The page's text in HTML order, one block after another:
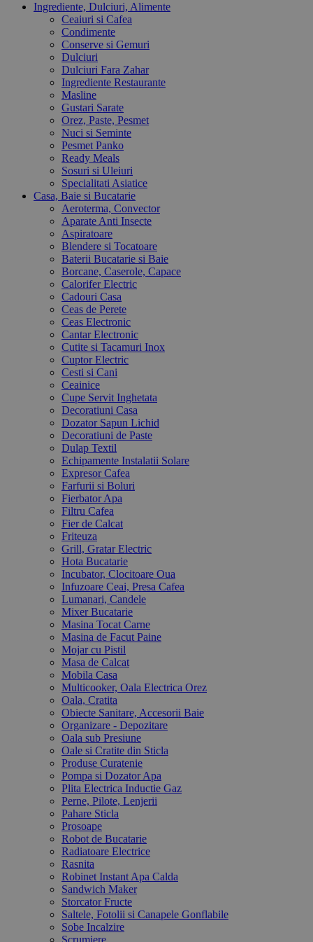
Ingrediente, Dulciuri, Alimente
Ceaiuri si Cafea
Condimente
Conserve si Gemuri
Dulciuri
Dulciuri Fara Zahar
Ingrediente Restaurante
Masline
Gustari Sarate
Orez, Paste, Pesmet
Nuci si Seminte
Pesmet Panko
Ready Meals
Sosuri si Uleiuri
Specialitati Asiatice
Casa, Baie si Bucatarie
Aeroterma, Convector
Aparate Anti Insecte
Aspiratoare
Blendere si Tocatoare
Baterii Bucatarie si Baie
Borcane, Caserole, Capace
Calorifer Electric
Cadouri Casa
Ceas de Perete
Ceas Electronic
Cantar Electronic
Cutite si Tacamuri Inox
Cuptor Electric
Cesti si Cani
Ceainice
Cupe Servit Inghetata
Decoratiuni Casa
Dozator Sapun Lichid
Decoratiuni de Paste
Dulap Textil
Echipamente Instalatii Solare
Expresor Cafea
Farfurii si Boluri
Fierbator Apa
Filtru Cafea
Fier de Calcat
Friteuza
Grill, Gratar Electric
Hota Bucatarie
Incubator, Clocitoare Oua
Infuzoare Ceai, Presa Cafea
Lumanari, Candele
Mixer Bucatarie
Masina Tocat Carne
Masina de Facut Paine
Mojar cu Pistil
Masa de Calcat
Mobila Casa
Multicooker, Oala Electrica Orez
Oala, Cratita
Obiecte Sanitare, Accesorii Baie
Organizare - Depozitare
Oala sub Presiune
Oale si Cratite din Sticla
Produse Curatenie
Pompa si Dozator Apa
Plita Electrica Inductie Gaz
Perne, Pilote, Lenjerii
Pahare Sticla
Prosoape
Robot de Bucatarie
Radiatoare Electrice
Rasnita
Robinet Instant Apa Calda
Sandwich Maker
Storcator Fructe
Saltele, Fotolii si Canapele Gonflabile
Sobe Incalzire